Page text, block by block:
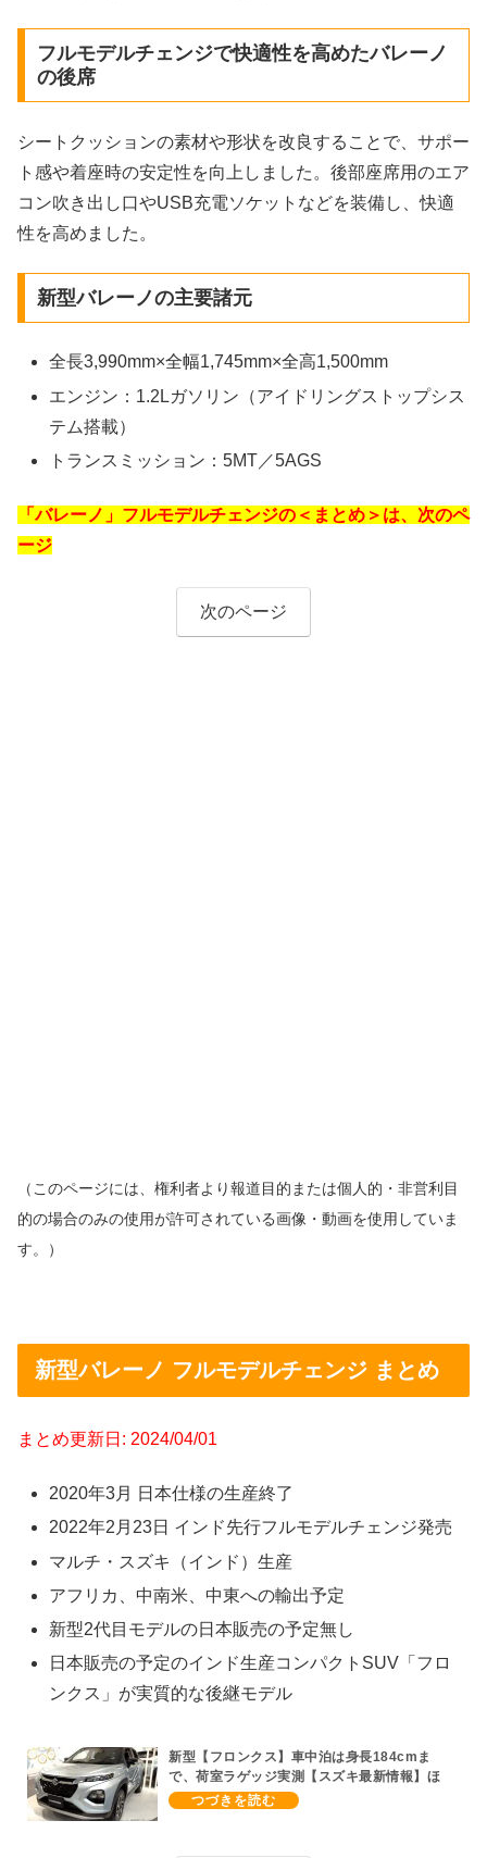
フルモデルチェンジで快適性を高めたバレーノ
の後席
シートクッションの素材や形状を改良することで、サポー
ト感や着座時の安定性を向上しました。後部座席用のエア
コン吹き出し口やUSB充電ソケットなどを装備し、快適
性を高めました。
新型バレーノの主要諸元
全長3,990mm×全幅1,745mm×全高1,500mm
エンジン：1.2Lガソリン（アイドリングストップシス
テム搭載）
トランスミッション：5MT／5AGS
「バレーノ」フルモデルチェンジの＜まとめ＞は、次のペ
ージ
次のページ
（このページには、権利者より報道目的または個人的・非営利目
的の場合のみの使用が許可されている画像・動画を使用していま
す。）
新型バレーノ フルモデルチェンジ まとめ
まとめ更新日: 2024/04/01
2020年3月 日本仕様の生産終了
2022年2月23日 インド先行フルモデルチェンジ発売
マルチ・スズキ（インド）生産
アフリカ、中南米、中東への輸出予定
新型2代目モデルの日本販売の予定無し
日本販売の予定のインド生産コンパクトSUV「フロ
ンクス」が実質的な後継モデル
新型【フロンクス】車中泊は身長184cmま
で、荷室ラゲッジ実測【スズキ最新情報】ほ
ぼ全部入り標準装備ワングレード、FF約254
ジ、ボディカラーリスト、納期4～9か月